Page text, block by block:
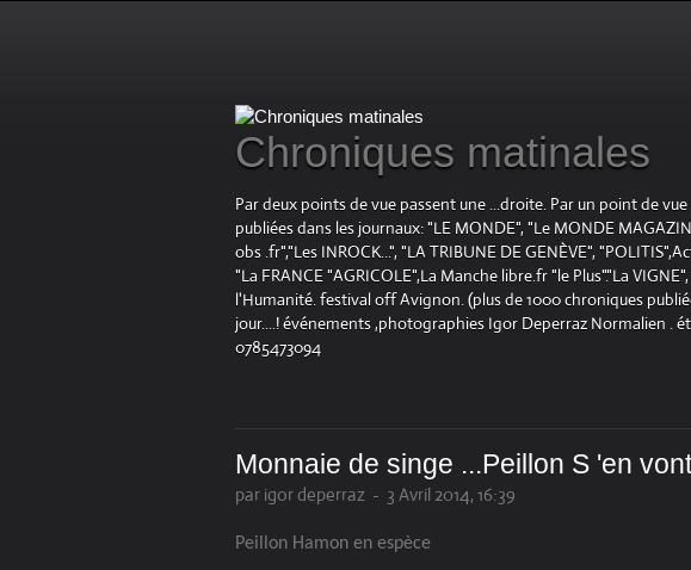
Chroniques matinales
Par deux points de vue passent une ...droite. Par un point de
publiées dans les journaux: "LE MONDE", "Le MONDE
obs .fr","Les INROCK...", "LA TRIBUNE DE GENÈVE",
"La FRANCE "AGRICOLE",La Manche libre.fr "le Plus"."La
l'Humanité. festival off Avignon. (plus de 1000 chroniques
jour....! événements ,photographies Igor Deperraz Normalien .
0785473094
Monnaie de singe ...Peillon S 'en vont
par igor deperraz - 3 Avril 2014, 16:39
Peillon Hamon en espèce